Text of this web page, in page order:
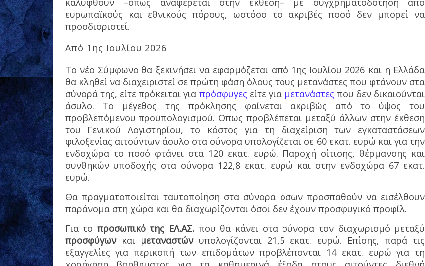
καλυφθούν –όπως αναφέρεται στην έκθεση– με συγχρηματοδότηση από
ευρωπαϊκούς και εθνικούς πόρους, ωστόσο το ακριβές ποσό δεν μπορεί να
προσδιοριστεί.
Από 1ης Ιουλίου 2026
Το νέο Σύμφωνο θα ξεκινήσει να εφαρμόζεται από 1ης Ιουλίου 2026 και η Ελλάδα
θα κληθεί να διαχειριστεί σε πρώτη φάση όλους τους μετανάστες που φτάνουν στα
σύνορά της, είτε πρόκειται για πρόσφυγες είτε για μετανάστες που δεν δικαιούνται
άσυλο. Το μέγεθος της πρόκλησης φαίνεται ακριβώς από το ύψος του
προβλεπόμενου προϋπολογισμού. Οπως προβλέπεται μεταξύ άλλων στην έκθεση
του Γενικού Λογιστηρίου, το κόστος για τη διαχείριση των εγκαταστάσεων
φιλοξενίας αιτούντων άσυλο στα σύνορα υπολογίζεται σε 60 εκατ. ευρώ και για την
ενδοχώρα το ποσό φτάνει στα 120 εκατ. ευρώ. Παροχή σίτισης, θέρμανσης και
συνθηκών υποδοχής στα σύνορα 122,8 εκατ. ευρώ και στην ενδοχώρα 67 εκατ.
ευρώ.
Θα πραγματοποιείται ταυτοποίηση στα σύνορα όσων προσπαθούν να εισέλθουν
παράνομα στη χώρα και θα διαχωρίζονται όσοι δεν έχουν προσφυγικό προφίλ.
Για το προσωπικό της ΕΛ.ΑΣ. που θα κάνει στα σύνορα τον διαχωρισμό μεταξύ
προσφύγωνκαι μεταναστώνυπολογίζονται 21,5 εκατ. ευρώ. Επίσης, παρά τις
εξαγγελίες για περικοπή των επιδομάτων προβλέπονται 14 εκατ. ευρώ για τη